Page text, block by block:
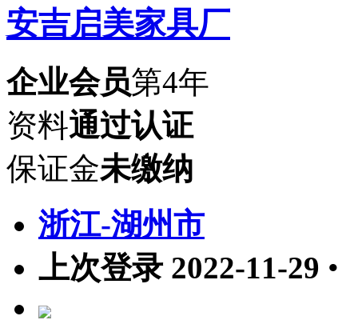
安吉启美家具厂
企业会员第4年
资料通过认证
保证金未缴纳
浙江-湖州市
上次登录 2022-11-29 •